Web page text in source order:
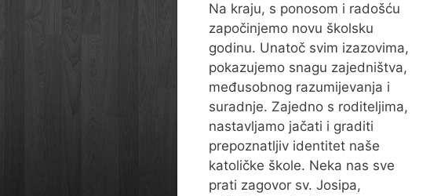
Na kraju, s ponosom i radošću
započinjemo novu školsku
godinu. Unatoč svim izazovima,
pokazujemo snagu zajedništva,
međusobnog razumijevanja i
suradnje. Zajedno s roditeljima,
nastavljamo jačati i graditi
prepoznatljiv identitet naše
katoličke škole. Neka nas sve
prati zagovor sv. Josipa,